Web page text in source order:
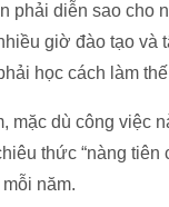
phải diễn sao cho
giờ đào tạo
học cách làm
mặc dù công việc
thức “nàng tiên
năm.